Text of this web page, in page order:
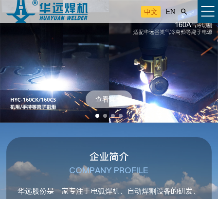
中文 EN 
查看详情
企业简介
COMPANY PROFILE
华远股份是一家专注于电弧焊机、自动焊割设备的研发、